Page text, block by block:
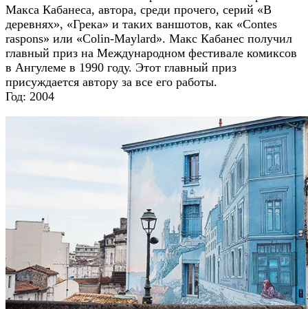
Макса Кабанеса, автора, среди прочего, серий «В
деревнях», «Грека» и таких ваншотов, как «Contes
raspons» или «Colin-Maylard». Макс Кабанес получил
главный приз на Международном фестивале комиксов
в Ангулеме в 1990 году. Этот главный приз
присуждается автору за все его работы.
Год: 2004